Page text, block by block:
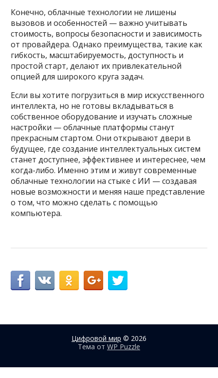
Конечно, облачные технологии не лишены
вызовов и особенностей — важно учитывать
стоимость, вопросы безопасности и зависимость
от провайдера. Однако преимущества, такие как
гибкость, масштабируемость, доступность и
простой старт, делают их привлекательной
опцией для широкого круга задач.
Если вы хотите погрузиться в мир искусственного
интеллекта, но не готовы вкладываться в
собственное оборудование и изучать сложные
настройки — облачные платформы станут
прекрасным стартом. Они открывают двери в
будущее, где создание интеллектуальных систем
станет доступнее, эффективнее и интереснее, чем
когда-либо. Именно этим и живут современные
облачные технологии на стыке с ИИ — создавая
новые возможности и меняя наше представление
о том, что можно сделать с помощью
компьютера.
Цифровой мир © 2026
Тема от WP Puzzle